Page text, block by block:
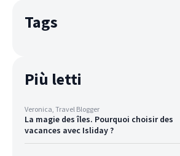
inquiétez pas, nous avons déjà en tête 5
Tags
Più letti
Veronica, Travel Blogger
La magie des îles. Pourquoi choisir des
vacances avec Isliday ?